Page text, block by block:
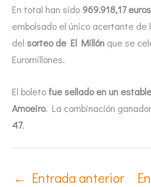
En total han sido 969.918,17 euros
embolsado el único acertante de
del sorteo de El Millón que se
Euromillones.
El boleto fue sellado en un
Amoeiro. La combinación
47.
← Entrada anterior